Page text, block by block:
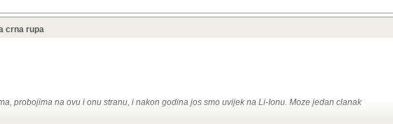
crna rupa
probojima na ovu i onu stranu, i nakon godina jos smo uvijek na Li-Ionu. Moze jedan clanak